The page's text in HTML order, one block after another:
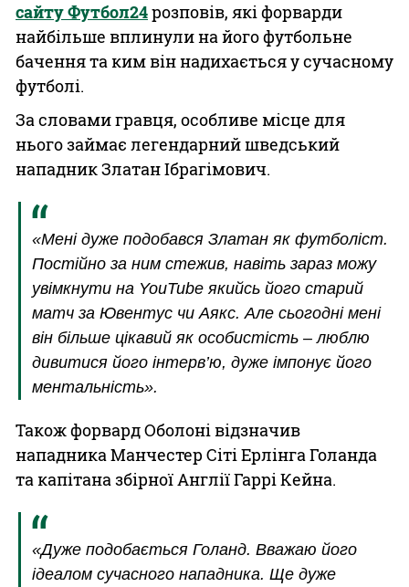
сайту Футбол24розповів, які форварди
найбільше вплинули на його футбольне
бачення та ким він надихається у сучасному
футболі.
За словами гравця, особливе місце для
нього займає легендарний шведський
нападник Златан Ібрагімович.
«Мені дуже подобався Златан як футболіст.
Постійно за ним стежив, навіть зараз можу
увімкнути на YouTube якийсь його старий
матч за Ювентус чи Аякс. Але сьогодні мені
він більше цікавий як особистість – люблю
дивитися його інтерв’ю, дуже імпонує його
ментальність».
Також форвард Оболоні відзначив
нападника Манчестер Сіті Ерлінга Голанда
та капітана збірної Англії Гаррі Кейна.
«Дуже подобається Голанд. Вважаю його
ідеалом сучасного нападника. Ще дуже